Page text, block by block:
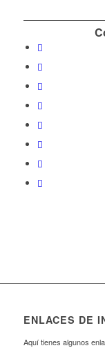
ENLACES DE
Aquí tienes algunos